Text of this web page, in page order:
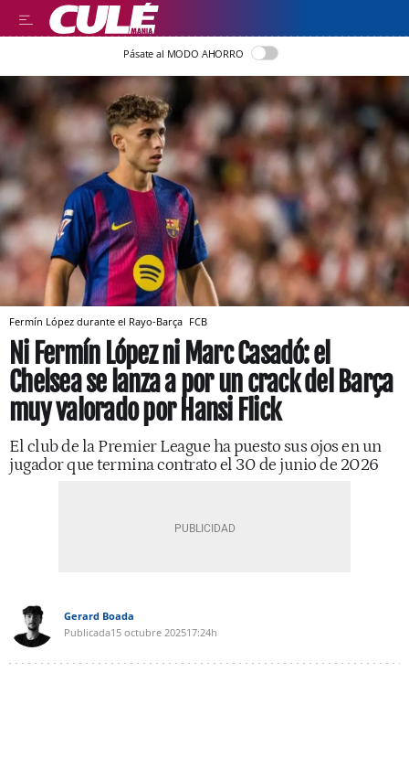
Pásate al MODO AHORRO
Fermín López durante el Rayo-Barça FCB
Ni Fermín López ni Marc Casadó: el
Chelsea se lanza a por un crack del Barça
muy valorado por Hansi Flick
El club de la Premier League ha puesto sus ojos en un
jugador que termina contrato el 30 de junio de 2026
Gerard Boada
Publicada15 octubre 202517:24h